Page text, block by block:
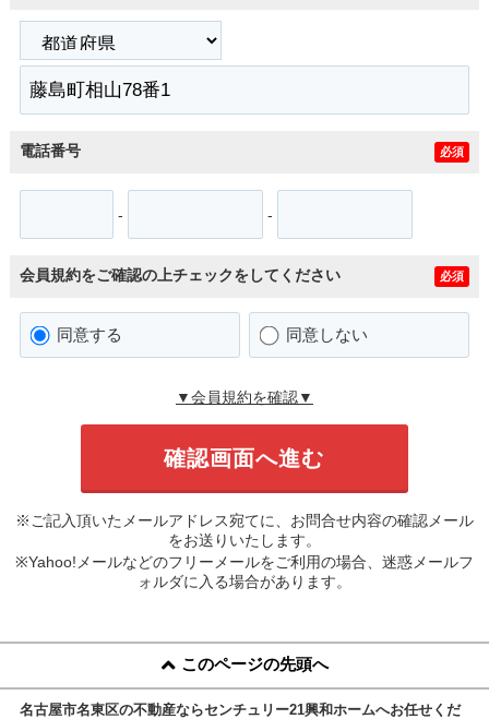
電話番号 必須
- -
会員規約をご確認の上チェックをしてください 必須
同意する 同意しない
▼会員規約を確認▼
※ご記入頂いたメールアドレス宛てに、お問合せ内容の確認メール
をお送りいたします。
※Yahoo!メールなどのフリーメールをご利用の場合、迷惑メールフ
ォルダに入る場合があります。
このページの先頭へ
名古屋市名東区の不動産ならセンチュリー21興和ホームへお任せくだ